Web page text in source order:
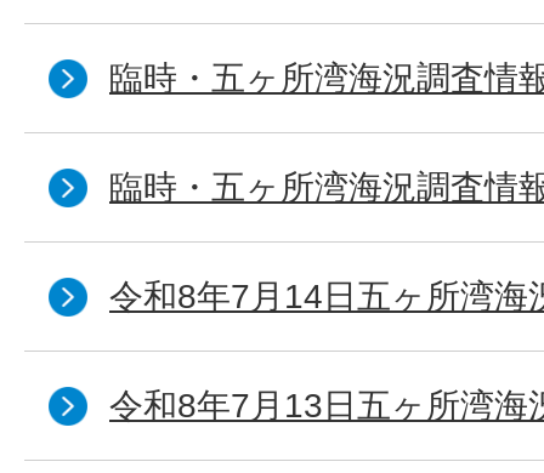
臨時・五ヶ所湾海況調査情
臨時・五ヶ所湾海況調査情
令和8年7月14日五ヶ所湾海
令和8年7月13日五ヶ所湾海